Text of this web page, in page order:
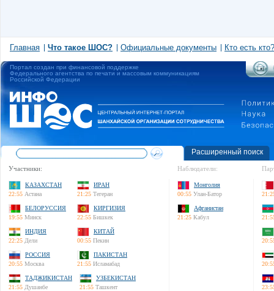
Главная Что такое ШОС? Официальные документы Кто есть кто?
Портал создан при финансовой поддержке
Федерального агентства по печати и массовым коммуникациям
Российской Федерации
Расширенный поиск
Участники:
КАЗАХСТАН
22:55 Астана
ИРАН
21:25 Тегеран
БЕЛОРУССИЯ
19:55 Минск
КИРГИЗИЯ
22:55 Бишкек
ИНДИЯ
22:25 Дели
КИТАЙ
00:55 Пекин
РОССИЯ
20:55 Москва
ПАКИСТАН
21:55 Исламабад
ТАДЖИКИСТАН
21:55 Душанбе
УЗБЕКИСТАН
21:55 Ташкент
Наблюдатели:
Монголия
00:55 Улан-Батор
Афганистан
21:25 Кабул